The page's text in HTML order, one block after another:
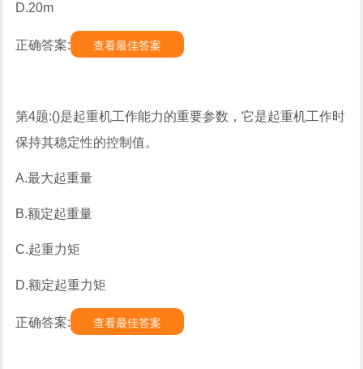
D.20m
正确答案: 查看最佳答案
第4题:()是起重机工作能力的重要参数，它是起重机工作时
保持其稳定性的控制值。
A.最大起重量
B.额定起重量
C.起重力矩
D.额定起重力矩
正确答案: 查看最佳答案